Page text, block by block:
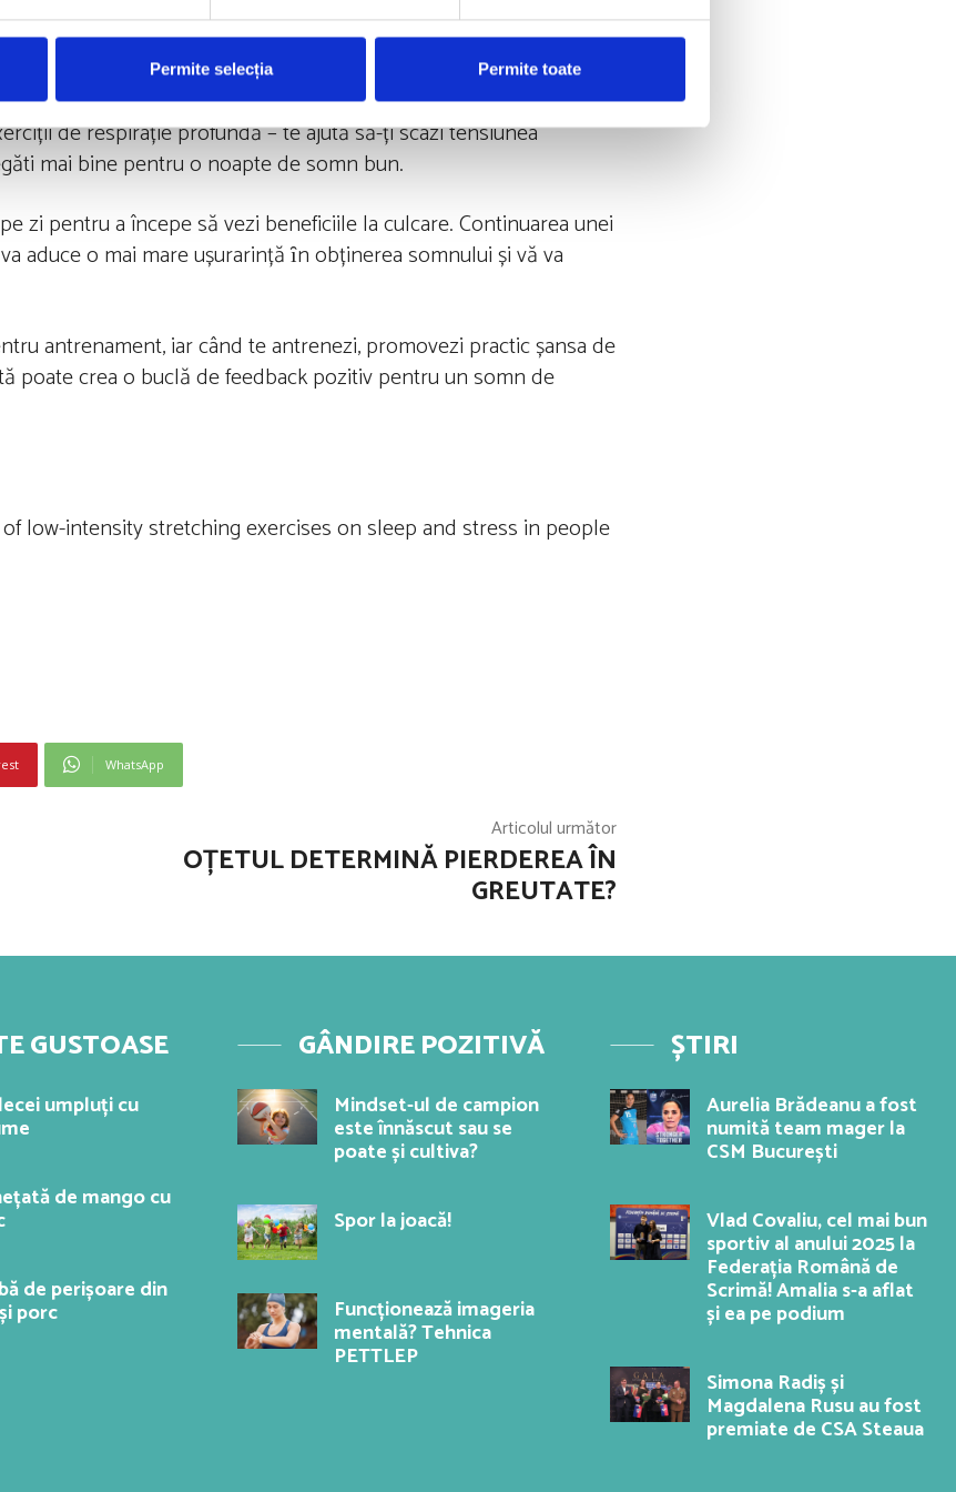
Permite selecția Permite toate
Adăugarea unor exerciții de streching simple la rutina
tensiunea musculară, astfel încât să te simți mai relaxat pentru
de respirație profundă – te ajută să-ți scazi tensiunea
mai bine pentru o noapte de somn bun.
zi pentru a începe să vezi beneficiile la culcare. Continuarea unei
aduce o mai mare ușurarință ȋn obținerea somnului și vă va
antrenament, iar când te antrenezi, promovezi practic șansa de
poate crea o buclă de feedback pozitiv pentru un somn de
of low-intensity stretching exercises on sleep and stress in people
WhatsApp
Articolul următor
OȚETUL DETERMINĂ PIERDEREA ÎN
GREUTATE?
GUSTOASE
umpluți cu
de mango cu
de perișoare din
porc
GÂNDIRE POZITIVĂ
Mindset-ul de campion
este înnăscut sau se
poate și cultiva?
Spor la joacă!
Funcționează imageria
mentală? Tehnica
PETTLEP
ȘTIRI
Aurelia Brădeanu a fost
numită team mager la
CSM București
Vlad Covaliu, cel mai bun
sportiv al anului 2025 la
Federația Română de
Scrimă! Amalia s-a aflat
și ea pe podium
Simona Radiș și
Magdalena Rusu au fost
premiate de CSA Steaua